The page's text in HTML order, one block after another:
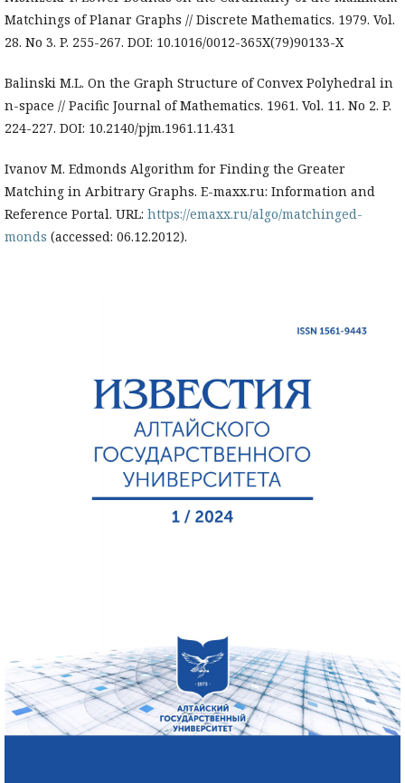
Matchings of Planar Graphs // Discrete Mathematics. 1979. Vol.
28. No 3. P. 255-267. DOI: 10.1016/0012-365X(79)90133-X
Balinski M.L. On the Graph Structure of Convex Polyhedral in
n-space // Pacific Journal of Mathematics. 1961. Vol. 11. No 2. P.
224-227. DOI: 10.2140/pjm.1961.11.431
Ivanov M. Edmonds Algorithm for Finding the Greater
Matching in Arbitrary Graphs. E-maxx.ru: Information and
Reference Portal. URL: https://emaxx.ru/algo/matchinged-
monds (accessed: 06.12.2012).